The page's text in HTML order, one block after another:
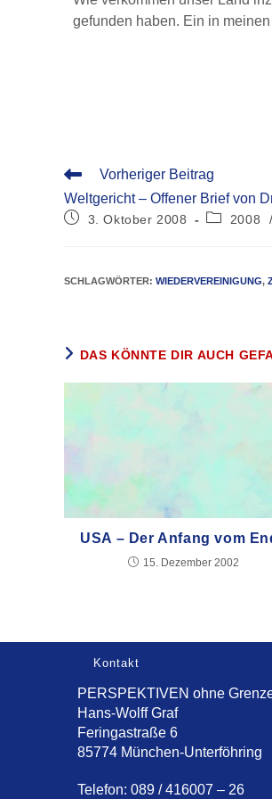
gefunden haben. Ein in
Vorheriger Beitrag
Weltgericht – Offener Brief von
3. Oktober 2008 2008 /
SCHLAGWÖRTER: WIEDERVEREINIGUNG,
DAS KÖNNTE DIR AUCH
USA – Der Anfang vom
15. Dezember 2002
Kontakt
PERSPEKTIVEN ohne
Hans-Wolff Graf
Feringastraße 6
85774 München-Unterföhring
Telefon: 089 / 416007 – 26